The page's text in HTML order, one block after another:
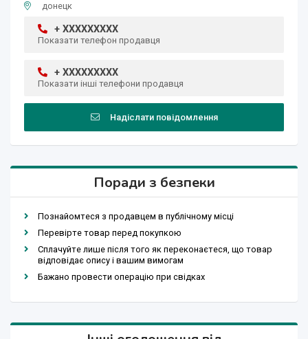
донецк
+ XXXXXXXXX
Показати телефон продавця
+ XXXXXXXXX
Показати інші телефони продавця
Надіслати повідомлення
Поради з безпеки
Познайомтеся з продавцем в публічному місці
Перевірте товар перед покупкою
Сплачуйте лише після того як переконаєтеся, що товар
відповідає опису і вашим вимогам
Бажано провести операцію при свідках